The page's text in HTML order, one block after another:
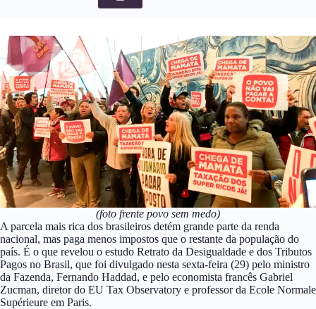
(foto frente povo sem medo)
A parcela mais rica dos brasileiros detém grande parte da renda
nacional, mas paga menos impostos que o restante da população do
país. É o que revelou o estudo Retrato da Desigualdade e dos Tributos
Pagos no Brasil, que foi divulgado nesta sexta-feira (29) pelo ministro
da Fazenda, Fernando Haddad, e pelo economista francês Gabriel
Zucman, diretor do EU Tax Observatory e professor da Ecole Normale
Supérieure em Paris.